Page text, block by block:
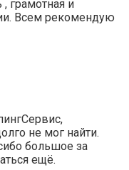
, грамотная и
Всем рекомендую
не мог найти.
большое за
ещё.